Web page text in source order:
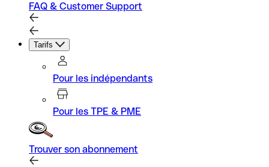
FAQ & Customer Support
Tarifs
Pour les indépendants
Pour les TPE & PME
Trouver son abonnement